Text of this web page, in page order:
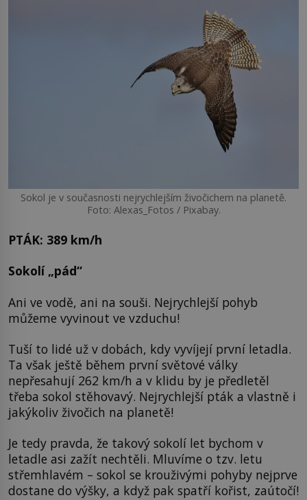
Sokol je v současnosti nejrychlejším živočichem na planetě.
Foto: Alexas_Fotos / Pixabay.
PTÁK: 389 km/h
Sokolí „pád“
Ani ve vodě, ani na souši. Nejrychlejší pohyb
můžeme vyvinout ve vzduchu!
Tuší to lidé už v dobách, kdy vyvíjejí první letadla.
Ta však ještě během první světové války
nepřesahují 262 km/h a v klidu by je předletěl
třeba sokol stěhovavý. Nejrychlejší pták a vlastně i
jakýkoliv živočich na planetě!
Je tedy pravda, že takový sokolí let bychom v
letadle asi zažít nechtěli. Mluvíme o tzv. letu
střemhlavém – sokol se krouživými pohyby nejprve
dostane do výšky, a když pak spatří kořist, zaútočí!